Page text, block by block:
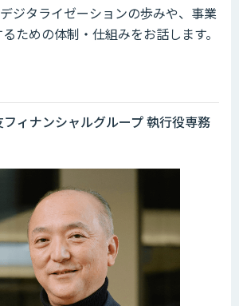
ジタライゼーションの歩みや、事業
ための体制・仕組みをお話します。
ィナンシャルグループ 執行役専務